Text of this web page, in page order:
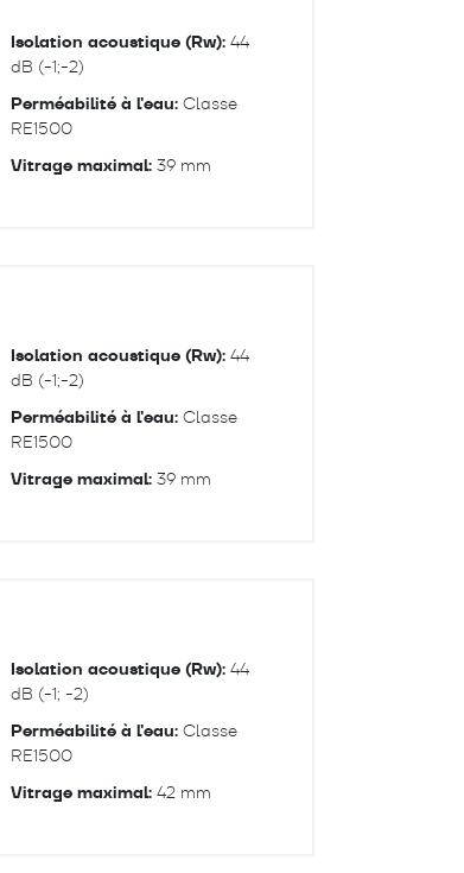
Isolation acoustique (Rw):44
dB (-1;-2)
Perméabilité à l'eau:Classe
RE1500
Vitrage maximal:39 mm
Isolation acoustique (Rw):44
dB (-1;-2)
Perméabilité à l'eau:Classe
RE1500
Vitrage maximal:39 mm
Isolation acoustique (Rw):44
dB (-1; -2)
Perméabilité à l'eau:Classe
RE1500
Vitrage maximal:42 mm